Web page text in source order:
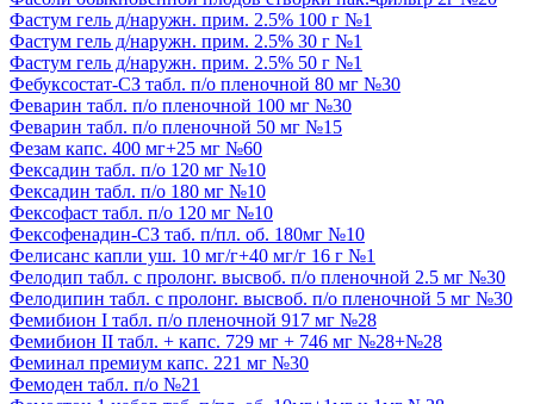
Фастум гель д/наружн. прим. 2.5% 100 г №1
Фастум гель д/наружн. прим. 2.5% 30 г №1
Фастум гель д/наружн. прим. 2.5% 50 г №1
Фебуксостат-СЗ табл. п/о пленочной 80 мг №30
Феварин табл. п/о пленочной 100 мг №30
Феварин табл. п/о пленочной 50 мг №15
Фезам капс. 400 мг+25 мг №60
Фексадин табл. п/о 120 мг №10
Фексадин табл. п/о 180 мг №10
Фексофаст табл. п/о 120 мг №10
Фексофенадин-СЗ таб. п/пл. об. 180мг №10
Фелисанс капли уш. 10 мг/г+40 мг/г 16 г №1
Фелодип табл. с пролонг. высвоб. п/о пленочной 2.5 мг №30
Фелодипин табл. с пролонг. высвоб. п/о пленочной 5 мг №30
Фемибион I табл. п/о пленочной 917 мг №28
Фемибион II табл. + капс. 729 мг + 746 мг №28+№28
Феминал премиум капс. 221 мг №30
Фемоден табл. п/о №21